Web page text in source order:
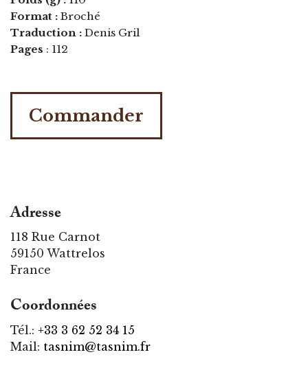
Format : Broché
Traduction : Denis Gril
Pages : 112
Commander
Adresse
118 Rue Carnot
59150 Wattrelos
France
Coordonnées
Tél.: +33 3 62 52 34 15
Mail: tasnim@tasnim.fr